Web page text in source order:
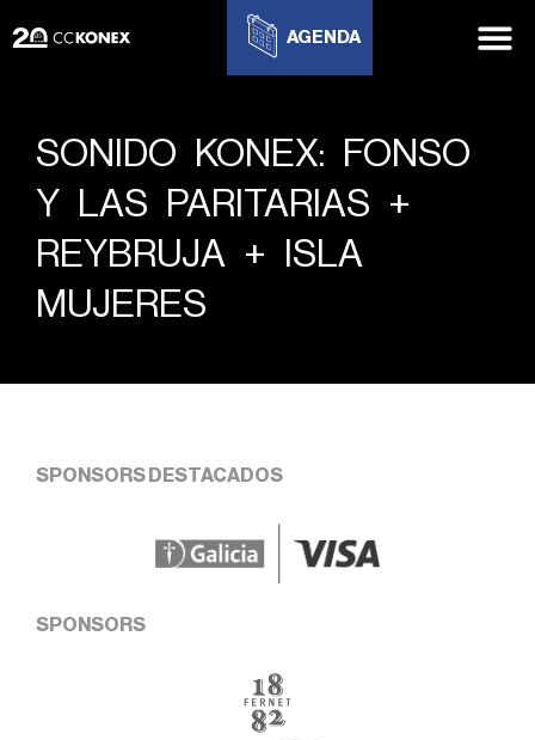
AGENDA
SONIDO KONEX: FONSO
Y LAS PARITARIAS +
REYBRUJA + ISLA
MUJERES
SPONSORS DESTACADOS
SPONSORS